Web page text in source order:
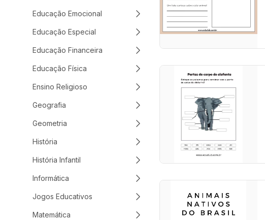
Educação Emocional
Educação Especial
Educação Financeira
Educação Física
Ensino Religioso
Geografia
Geometria
História
História Infantil
Informática
Jogos Educativos
Matemática